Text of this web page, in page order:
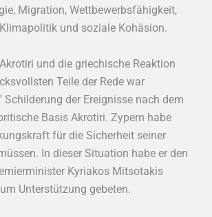
Migration, Wettbewerbsfähigkeit,
und soziale Kohäsion.
und die griechische Reaktion
Teile der Rede war
Schilderung der Ereignisse nach dem
Basis Akrotiri. Zypern habe
für die Sicherheit seiner
In dieser Situation habe er den
Kyriakos Mitsotakis
Unterstützung gebeten.